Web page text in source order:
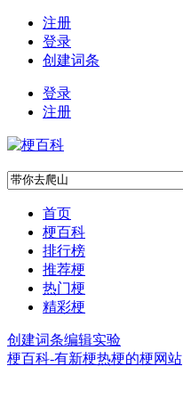
注册
登录
创建词条
登录
注册
首页
梗百科
排行榜
推荐梗
热门梗
精彩梗
创建词条编辑实验
梗百科-有新梗热梗的梗网站